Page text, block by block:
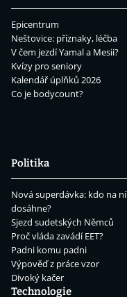
Epicentrum
Neštovice: příznaky, léčba
V čem jezdí Yamal a Mesii?
Kvízy pro seniory
Kalendář úplňků 2026
Co je bodycount?
Politika
Nová superdávka: kdo na ní
dosáhne?
Sjezd sudetských Němců
Proč vláda zavádí EET?
Padni komu padni
Výpověď z práce vzor
Divoký kačer
Technologie